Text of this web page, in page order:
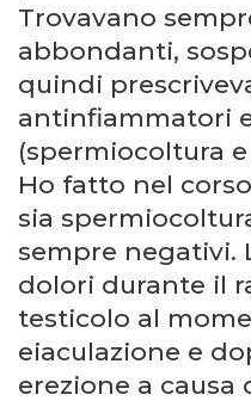
Trovavano
abbondanti,
quindi
antinfiammatori
(spermiocoltura
Ho fatto nel
sia
sempre negativi.
dolori durante il
testicolo al
eiaculazione e
erezione a